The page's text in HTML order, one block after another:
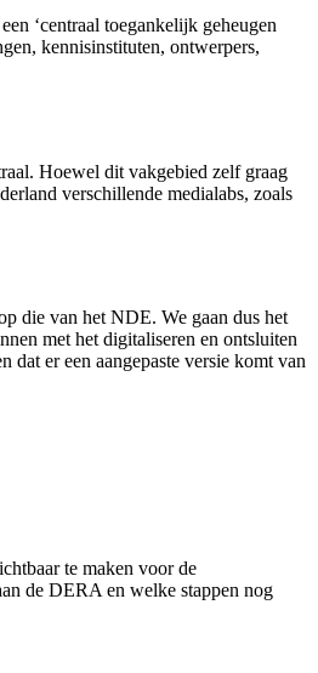
‘centraal toegankelijk geheugen
kennisinstituten, ontwerpers,
Hoewel dit vakgebied zelf graag
verschillende medialabs, zoals
die van het NDE. We gaan dus het
met het digitaliseren en ontsluiten
er een aangepaste versie komt van
te maken voor de
de DERA en welke stappen nog